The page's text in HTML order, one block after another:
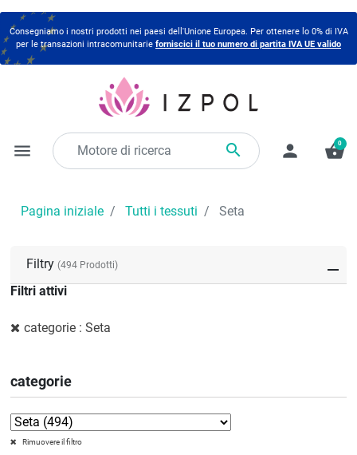
Consegniamo i nostri prodotti nei paesi dell'Unione Europea. Per ottenere lo 0% di IVA
per le transazioni intracomunitarie forniscici il tuo numero di partita IVA UE valido
menu  person shopping_basket
0
Pagina iniziale Tutti i tessuti Seta
Filtry (494 Prodotti)
Filtri attivi
categorie : Seta
categorie
Rimuovere il filtro